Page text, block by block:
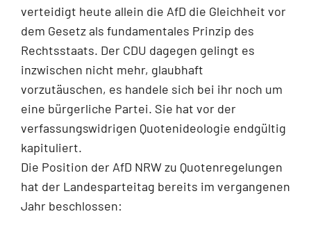
verteidigt heute allein die AfD die Gleichheit vor
dem Gesetz als fundamentales Prinzip des
Rechtsstaats. Der CDU dagegen gelingt es
inzwischen nicht mehr, glaubhaft
vorzutäuschen, es handele sich bei ihr noch um
eine bürgerliche Partei. Sie hat vor der
verfassungswidrigen Quotenideologie endgültig
kapituliert.
Die Position der AfD NRW zu Quotenregelungen
hat der Landesparteitag bereits im vergangenen
Jahr beschlossen: